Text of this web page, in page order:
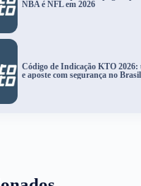
NBA é NFL em 2026
Código de Indicação KTO
e aposte com segurança no Brasil